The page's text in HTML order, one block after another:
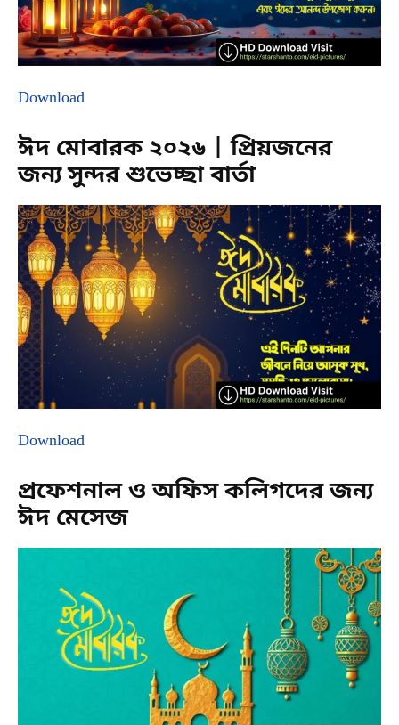
Download
ঈদ মোবারক ২০২৬ | প্রিয়জনের
জন্য সুন্দর শুভেচ্ছা বার্তা
Download
প্রফেশনাল ও অফিস কলিগদের জন্য
ঈদ মেসেজ